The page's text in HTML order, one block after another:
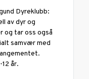
Dyreklubb:
av dyr og
og tar oss også
samvær med
år.